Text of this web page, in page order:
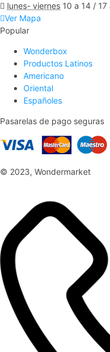
lunes- viernes 10 a 14 /
Ver Mapa
Popular
Wonderbox
Productos Latinos
Americano
Oriental
Españoles
Pasarelas de pago seguras
© 2023, Wondermarket